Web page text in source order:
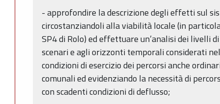
- approfondire la descrizione degli effetti sul
circostanziandoli alla viabilità locale (in
SP4 di Rolo) ed effettuare un’analisi dei livelli
scenari e agli orizzonti temporali considerati
condizioni di esercizio dei percorsi anche
comunali ed evidenziando la necessità di
con scadenti condizioni di deflusso;